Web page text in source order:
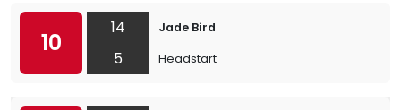
10
14
5
Jade Bird
Headstart